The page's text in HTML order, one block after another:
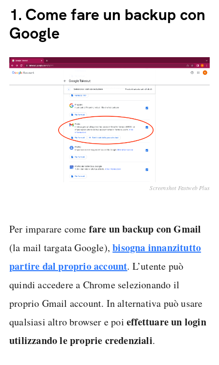
1. Come fare un backup con
Google
Screenshot Fastweb Plus
Per imparare come fare un backup con Gmail
(la mail targata Google),bisogna innanzitutto
partire dal proprio account. L’utente può
quindi accedere a Chrome selezionando il
proprio Gmail account. In alternativa può usare
qualsiasi altro browser e poi effettuare un login
utilizzando le proprie credenziali.